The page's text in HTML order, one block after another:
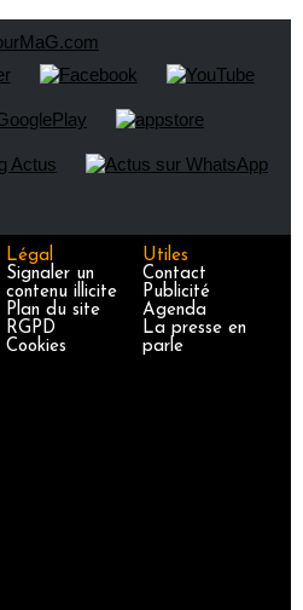
Légal
Signaler un
contenu illicite
Plan du site
RGPD
Cookies
Utiles
Contact
Publicité
Agenda
La presse en
parle